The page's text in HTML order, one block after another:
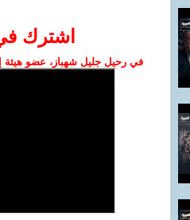
اشترك
في رحيل جليل شهباز، عضو هيئة